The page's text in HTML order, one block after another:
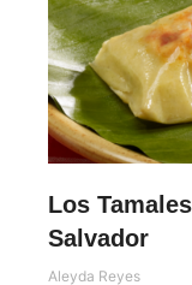
Los
Salvador
Aleyda Reyes